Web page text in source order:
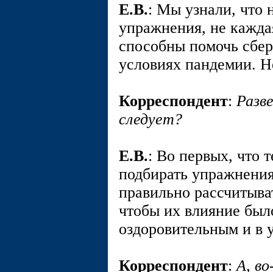
E.В.: Мы узнали, что
упражнения, не
способны помочь
условиях пандемии.
Корреспондент:
следует?
E.В.: Во первых, что
подбирать
правильно
чтобы их влияние
оздоровительным и в
Корреспондент:А,